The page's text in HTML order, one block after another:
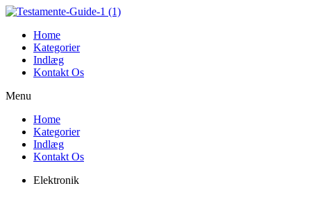
Videre
indholdHome
Kategorier
Indlæg
Kontakt Os
Menu
Home
Kategorier
Indlæg
Kontakt Os
Elektronik